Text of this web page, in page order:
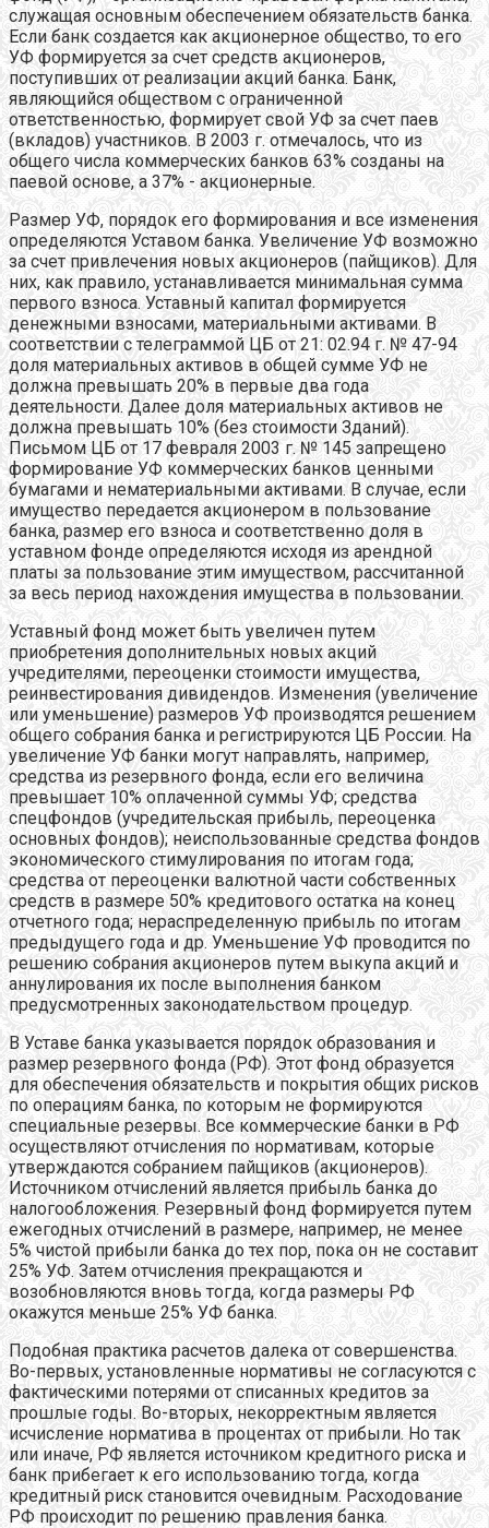
служащая основным обеспечением обязательств банка.
Если банк создается как акционерное общество, то его
УФ формируется за счет средств акционеров,
поступивших от реализации акций банка. Банк,
являющийся обществом с ограниченной
ответственностью, формирует свой УФ за счет паев
(вкладов) участников. В 2003 г. отмечалось, что из
общего числа коммерческих банков 63% созданы на
паевой основе, а 37% - акционерные.
Размер УФ, порядок его формирования и все изменения
определяются Уставом банка. Увеличение УФ возможно
за счет привлечения новых акционеров (пайщиков). Для
них, как правило, устанавливается минимальная сумма
первого взноса. Уставный капитал формируется
денежными взносами, материальными активами. В
соответствии с телеграммой ЦБ от 21: 02.94 г. № 47-94
доля материальных активов в общей сумме УФ не
должна превышать 20% в первые два года
деятельности. Далее доля материальных активов не
должна превышать 10% (без стоимости Зданий).
Письмом ЦБ от 17 февраля 2003 г. № 145 запрещено
формирование УФ коммерческих банков ценными
бумагами и нематериальными активами. В случае, если
имущество передается акционером в пользование
банка, размер его взноса и соответственно доля в
уставном фонде определяются исходя из арендной
платы за пользование этим имуществом, рассчитанной
за весь период нахождения имущества в пользовании.
Уставный фонд может быть увеличен путем
приобретения дополнительных новых акций
учредителями, переоценки стоимости имущества,
реинвестирования дивидендов. Изменения (увеличение
или уменьшение) размеров УФ производятся решением
общего собрания банка и регистрируются ЦБ России. На
увеличение УФ банки могут направлять, например,
средства из резервного фонда, если его величина
превышает 10% оплаченной суммы УФ; средства
спецфондов (учредительская прибыль, переоценка
основных фондов); неиспользованные средства фондов
экономического стимулирования по итогам года;
средства от переоценки валютной части собственных
средств в размере 50% кредитового остатка на конец
отчетного года; нераспределенную прибыль по итогам
предыдущего года и др. Уменьшение УФ проводится по
решению собрания акционеров путем выкупа акций и
аннулирования их после выполнения банком
предусмотренных законодательством процедур.
В Уставе банка указывается порядок образования и
размер резервного фонда (РФ). Этот фонд образуется
для обеспечения обязательств и покрытия общих рисков
по операциям банка, по которым не формируются
специальные резервы. Все коммерческие банки в РФ
осуществляют отчисления по нормативам, которые
утверждаются собранием пайщиков (акционеров).
Источником отчислений является прибыль банка до
налогообложения. Резервный фонд формируется путем
ежегодных отчислений в размере, например, не менее
5% чистой прибыли банка до тех пор, пока он не составит
25% УФ. Затем отчисления прекращаются и
возобновляются вновь тогда, когда размеры РФ
окажутся меньше 25% УФ банка.
Подобная практика расчетов далека от совершенства.
Во-первых, установленные нормативы не согласуются с
фактическими потерями от списанных кредитов за
прошлые годы. Во-вторых, некорректным является
исчисление норматива в процентах от прибыли. Но так
или иначе, РФ является источником кредитного риска и
банк прибегает к его использованию тогда, когда
кредитный риск становится очевидным. Расходование
РФ происходит по решению правления банка.